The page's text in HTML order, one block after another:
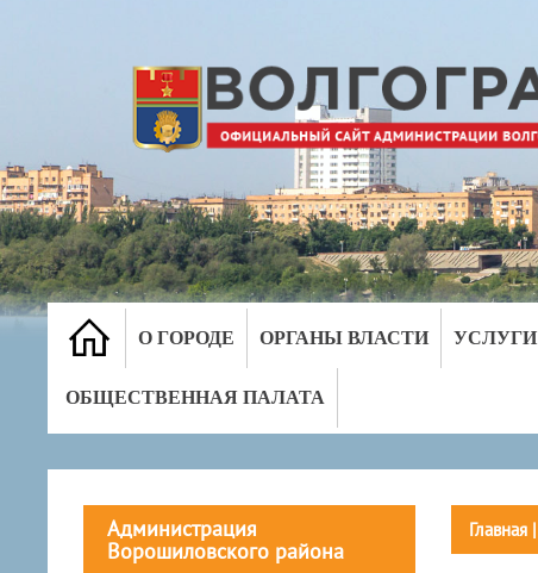
О ГОРОДЕ ОРГАНЫ ВЛАСТИ УСЛУГИ
ОБЩЕСТВЕННАЯ ПАЛАТА
Администрация
Ворошиловского района
Главная|